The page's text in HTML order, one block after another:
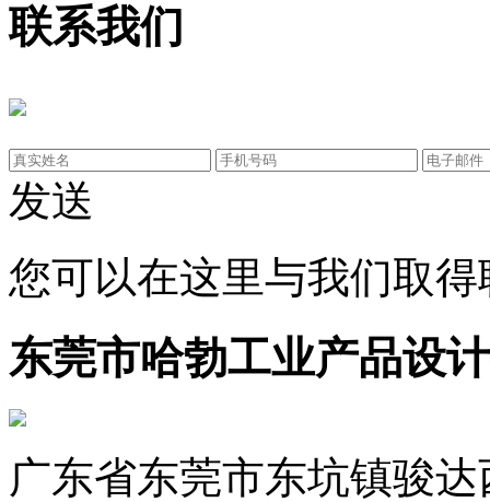
联系我们
发送
您可以在这里与我们取
东莞市哈勃工业产品设
广东省东莞市东坑镇骏